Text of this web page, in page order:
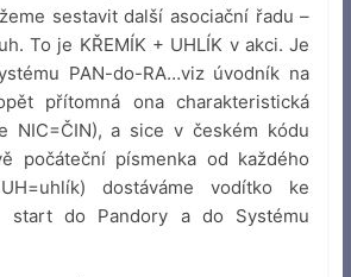
sestavit další asociační řadu –
To je KŘEMÍK + UHLÍK v akci. Je
PAN-do-RA…viz úvodník na
přítomná ona charakteristická
NIC=ČIN), a sice v českém kódu
počáteční písmenka od každého
dostáváme vodítko ke
start do Pandory a do Systému